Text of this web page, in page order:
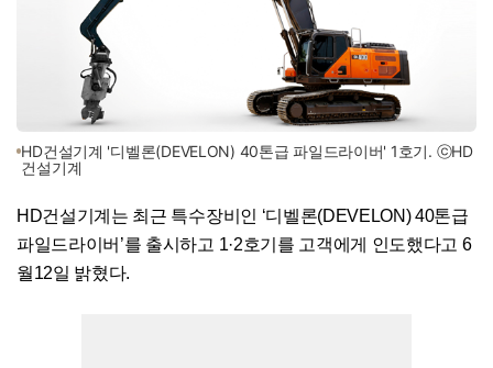
HD건설기계 '디벨론(DEVELON) 40톤급 파일드라이버' 1호기. ⓒHD
건설기계
HD건설기계는 최근 특수장비인 ‘디벨론(DEVELON) 40톤급
파일드라이버’를 출시하고 1·2호기를 고객에게 인도했다고 6
월12일 밝혔다.